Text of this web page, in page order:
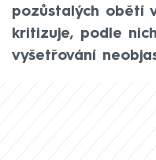
pozůstalých obětí
kritizuje, podle
vyšetřování